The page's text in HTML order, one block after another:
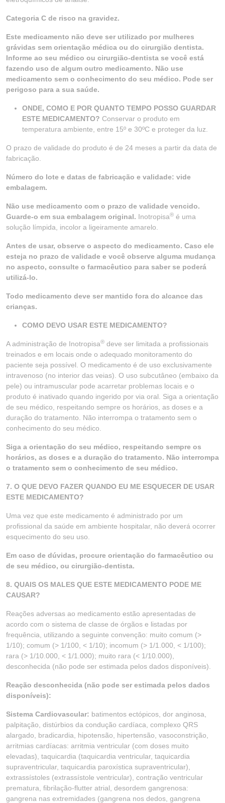
Categoria C de risco na gravidez.
Este medicamento não deve ser utilizado por mulheres
grávidas sem orientação médica ou do cirurgião dentista.
Informe ao seu médico ou cirurgião-dentista se você está
fazendo uso de algum outro medicamento. Não use
medicamento sem o conhecimento do seu médico. Pode ser
perigoso para a sua saúde.
ONDE, COMO E POR QUANTO TEMPO POSSO GUARDAR
ESTE MEDICAMENTO? Conservar o produto em
temperatura ambiente, entre 15º e 30ºC e proteger da luz.
O prazo de validade do produto é de 24 meses a partir da data de
fabricação.
Número do lote e datas de fabricação e validade: vide
embalagem.
Não use medicamento com o prazo de validade vencido.
Guarde-o em sua embalagem original. Inotropisa® é uma
solução límpida, incolor a ligeiramente amarelo.
Antes de usar, observe o aspecto do medicamento. Caso ele
esteja no prazo de validade e você observe alguma mudança
no aspecto, consulte o farmacêutico para saber se poderá
utilizá-lo.
Todo medicamento deve ser mantido fora do alcance das
crianças.
COMO DEVO USAR ESTE MEDICAMENTO?
A administração de Inotropisa® deve ser limitada a profissionais
treinados e em locais onde o adequado monitoramento do
paciente seja possível. O medicamento é de uso exclusivamente
intravenoso (no interior das veias). O uso subcutâneo (embaixo da
pele) ou intramuscular pode acarretar problemas locais e o
produto é inativado quando ingerido por via oral. Siga a orientação
de seu médico, respeitando sempre os horários, as doses e a
duração do tratamento. Não interrompa o tratamento sem o
conhecimento do seu médico.
Siga a orientação do seu médico, respeitando sempre os
horários, as doses e a duração do tratamento. Não interrompa
o tratamento sem o conhecimento de seu médico.
7. O QUE DEVO FAZER QUANDO EU ME ESQUECER DE USAR
ESTE MEDICAMENTO?
Uma vez que este medicamento é administrado por um
profissional da saúde em ambiente hospitalar, não deverá ocorrer
esquecimento do seu uso.
Em caso de dúvidas, procure orientação do farmacêutico ou
de seu médico, ou cirurgião-dentista.
8. QUAIS OS MALES QUE ESTE MEDICAMENTO PODE ME
CAUSAR?
Reações adversas ao medicamento estão apresentadas de
acordo com o sistema de classe de órgãos e listadas por
frequência, utilizando a seguinte convenção: muito comum (>
1/10); comum (> 1/100, < 1/10); incomum (> 1/1.000, < 1/100);
rara (> 1/10.000, < 1/1.000); muito rara (< 1/10.000),
desconhecida (não pode ser estimada pelos dados disponíveis).
Reação desconhecida (não pode ser estimada pelos dados
disponíveis):
Sistema Cardiovascular: batimentos ectópicos, dor anginosa,
palpitação, distúrbios da condução cardíaca, complexo QRS
alargado, bradicardia, hipotensão, hipertensão, vasoconstrição,
arritmias cardíacas: arritmia ventricular (com doses muito
elevadas), taquicardia (taquicardia ventricular, taquicardia
supraventricular, taquicardia paroxística supraventricular),
extrassístoles (extrassístole ventricular), contração ventricular
prematura, fibrilação-flutter atrial, desordem gangrenosa:
gangrena nas extremidades (gangrena nos dedos, gangrena